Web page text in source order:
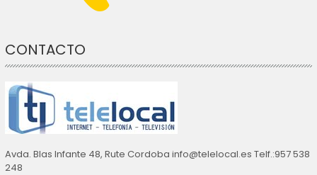
CONTACTO
Avda. Blas Infante 48, Rute Cordoba info@telelocal.es Telf.:957 538
248